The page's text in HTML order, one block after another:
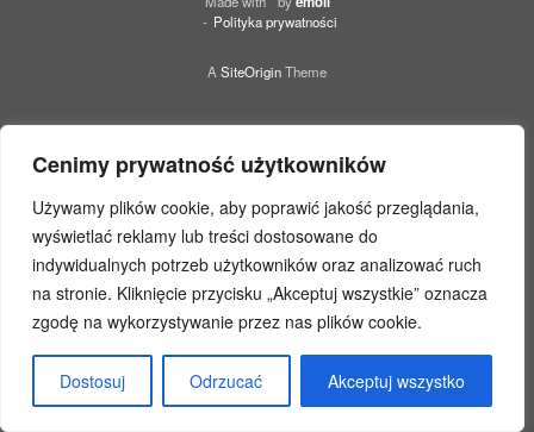
Cenimy prywatność użytkowników
Używamy plików cookie, aby poprawić jakość przeglądania,
wyświetlać reklamy lub treści dostosowane do
indywidualnych potrzeb użytkowników oraz analizować ruch
na stronie. Kliknięcie przycisku „Akceptuj wszystkie” oznacza
zgodę na wykorzystywanie przez nas plików cookie.
Dostosuj Odrzucać Akceptuj wszystko
Polityka prywatności
A SiteOriginTheme